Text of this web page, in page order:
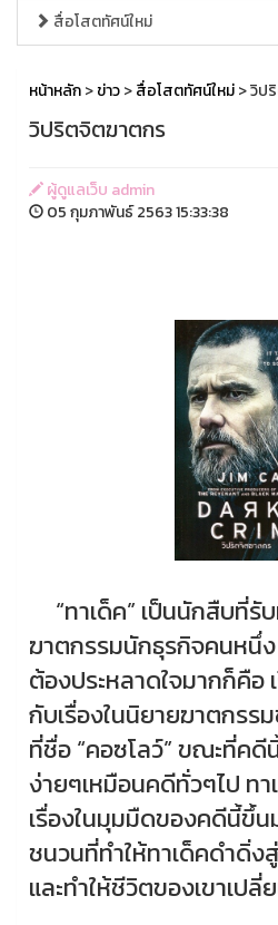
สื่อโสตทัศน์ใหม่
หน้าหลัก>ข่าว>สื่อโสตทัศน์ใหม่> วิป
วิปริตจิตฆาตกร
ผู้ดูแลเว็บ admin
05 กุมภาพันธ์ 2563 15:33:38
“ทาเด็ค” เป็นนักสืบที่
ฆาตกรรมนักธุรกิจคนหนึ่
ต้องประหลาดใจมากก็คือ
กับเรื่องในนิยายฆาตกร
ที่ชื่อ “คอซโลว์” ขณะที่คดี
ง่ายๆเหมือนคดีทั่วๆไป ท
เรื่องในมุมมืดของคดีนี้ขึ้น
ชนวนที่ทำให้ทาเด็คดำดิ่
และทำให้ชีวิตของเขาเป